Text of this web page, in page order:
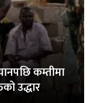
कम्तीमा
उद्धार